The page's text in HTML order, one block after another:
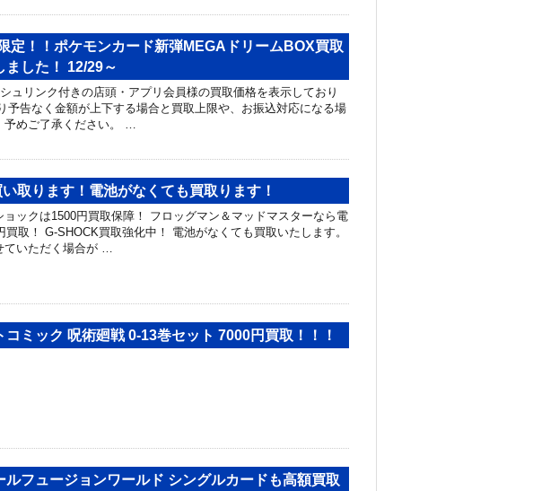
定！！ポケモンカード新弾MEGAドリームBOX買取
ました！ 12/29～
ュリンク付きの店頭・アプリ会員様の買取価格を表示しており
予告なく金額が上下する場合と買取上限や、お振込対応になる場
めご了承ください。 …
取ります！電池がなくても買取ります！
ョックは1500円買取保障！ フロッグマン＆マッドマスターなら電
買取！ G-SHOCK買取強化中！ 電池がなくても買取いたします。
いただく場合が …
コミック 呪術廻戦 0-13巻セット 7000円買取！！！
ルフュージョンワールド シングルカードも高額買取